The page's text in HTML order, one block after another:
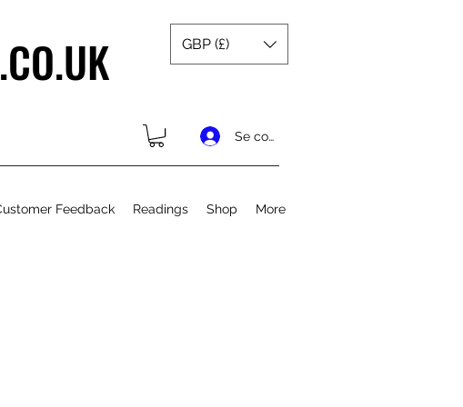
GBP (£)
Se connecter
Feedback Readings Shop More